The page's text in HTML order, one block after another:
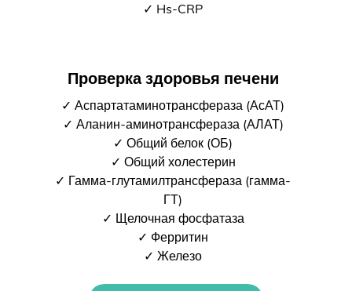
✓ Hs-CRP
Проверка здоровья печени
✓ Аспартатаминотрансфераза (АсАТ)
✓ Аланин-аминотрансфераза (АЛАТ)
✓ Общий белок (ОБ)
✓ Общий холестерин
✓ Гамма-глутамилтрансфераза (гамма-
ГТ)
✓ Щелочная фосфатаза
✓ Ферритин
✓ Железо